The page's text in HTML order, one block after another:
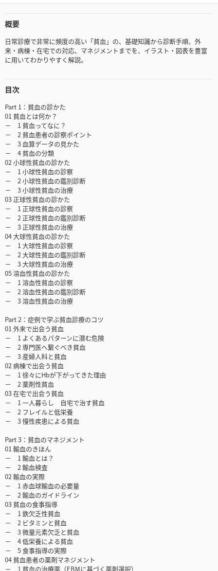
概要
日常診療で非常に頻度の高い「貧血」の、基礎知識から診断手順、外
来・病棟・在宅での対応、マネジメントまでを、イラスト・図表を豊富
に用いてわかりやすく解説。
目次
Part 1：貧血の診かた
01 貧血とは何か？
－ 1 貧血ってなに？
－ 2 貧血患者の診察ポイント
－ 3 血算データの見かた
－ 4 貧血の分類
02 小球性貧血の診かた
－ 1 小球性貧血の診察
－ 2 小球性貧血の鑑別診断
－ 3 小球性貧血の治療
03 正球性貧血の診かた
－ 1 正球性貧血の診察
－ 2 正球性貧血の鑑別診断
－ 3 正球性貧血の治療
04 大球性貧血の診かた
－ 1 大球性貧血の診察
－ 2 大球性貧血の鑑別診断
－ 3 大球性貧血の治療
05 溶血性貧血の診かた
－ 1 溶血性貧血の診察
－ 2 溶血性貧血の鑑別診断
－ 3 溶血性貧血の治療
Part 2：症例で学ぶ貧血診療のコツ
01 外来で出会う貧血
－ 1 よくあるパターンに潜む危険
－ 2 専門医へ繋ぐべき貧血
－ 3 産婦人科と貧血
02 病棟で出会う貧血
－ 1 徐々にHbが下がってきた理由
－ 2 薬剤性貧血
03 在宅で出会う貧血
－ 1 一人暮らし 自宅で治す貧血
－ 2 フレイルと低栄養
－ 3 慢性疾患による貧血
Part 3：貧血のマネジメント
01 輸血のきほん
－ 1 輸血とは？
－ 2 輸血検査
02 輸血の実際
－ 1 赤血球輸血の必要量
－ 2 輸血のガイドライン
03 貧血の食事指導
－ 1 鉄欠乏性貧血
－ 2 ビタミンと貧血
－ 3 微量元素欠乏と貧血
－ 4 低栄養による貧血
－ 5 食事指導の実際
04 貧血患者の薬剤マネジメント
－ 1 貧血の治療薬（EBMに基づく薬剤選択）